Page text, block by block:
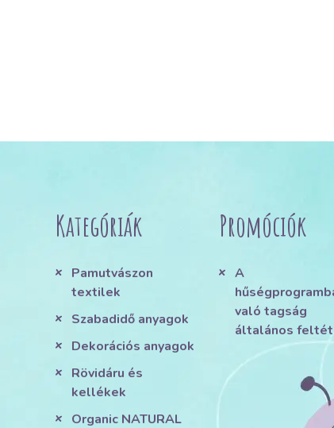
Kategóriák
Pamutvászon
textilek
Szabadidő anyagok
Dekorációs anyagok
Rövidáru és
kellékek
Organic NATURAL
Promóciók
A
való tagság
általános